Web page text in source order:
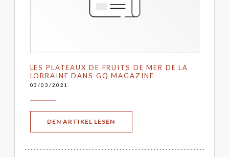
LES PLATEAUX DE FRUITS DE MER DE LA
LORRAINE DANS GQ MAGAZINE
03/03/2021
DEN ARTIKEL LESEN